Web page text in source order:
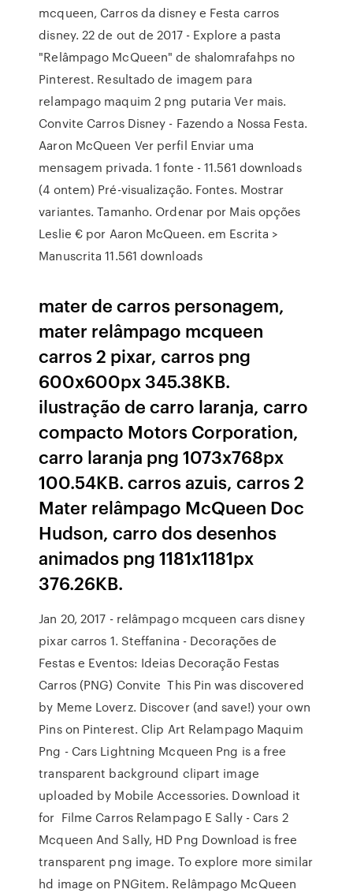
mcqueen, Carros da disney e Festa carros
disney. 22 de out de 2017 - Explore a pasta
"Relâmpago McQueen" de shalomrafahps no
Pinterest. Resultado de imagem para
relampago maquim 2 png putaria Ver mais.
Convite Carros Disney - Fazendo a Nossa Festa.
Aaron McQueen Ver perfil Enviar uma
mensagem privada. 1 fonte - 11.561 downloads
(4 ontem) Pré-visualização. Fontes. Mostrar
variantes. Tamanho. Ordenar por Mais opções
Leslie € por Aaron McQueen. em Escrita >
Manuscrita 11.561 downloads
mater de carros personagem,
mater relâmpago mcqueen
carros 2 pixar, carros png
600x600px 345.38KB.
ilustração de carro laranja, carro
compacto Motors Corporation,
carro laranja png 1073x768px
100.54KB. carros azuis, carros 2
Mater relâmpago McQueen Doc
Hudson, carro dos desenhos
animados png 1181x1181px
376.26KB.
Jan 20, 2017 - relâmpago mcqueen cars disney
pixar carros 1. Steffanina - Decorações de
Festas e Eventos: Ideias Decoração Festas
Carros (PNG) Convite This Pin was discovered
by Meme Loverz. Discover (and save!) your own
Pins on Pinterest. Clip Art Relampago Maquim
Png - Cars Lightning Mcqueen Png is a free
transparent background clipart image
uploaded by Mobile Accessories. Download it
for Filme Carros Relampago E Sally - Cars 2
Mcqueen And Sally, HD Png Download is free
transparent png image. To explore more similar
hd image on PNGitem. Relâmpago McQueen